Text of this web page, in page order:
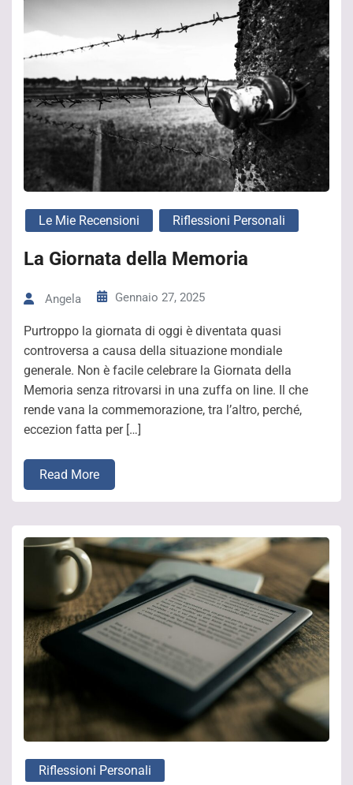
Le Mie Recensioni Riflessioni Personali
La Giornata della Memoria
Angela Gennaio 27, 2025
Purtroppo la giornata di oggi è diventata quasi
controversa a causa della situazione mondiale
generale. Non è facile celebrare la Giornata della
Memoria senza ritrovarsi in una zuffa on line. Il che
rende vana la commemorazione, tra l’altro, perché,
eccezion fatta per […]
Read More
Riflessioni Personali